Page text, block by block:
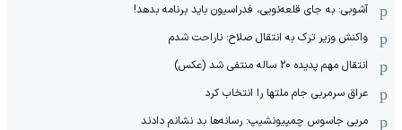
آشوبی: به جای قلعه‌نویی، فدراسیون باید برنامه بدهد!
واکنش وزیر ترک به انتقال صلاح: ناراحت شدم
انتقال مهم پدیده 20 ساله منتفی شد (عکس)
عراق سرمربی جام ملتها را انتخاب کرد
مربی جاسوس چمپیونشیپ: رسانه‌ها بد نشانم دادند